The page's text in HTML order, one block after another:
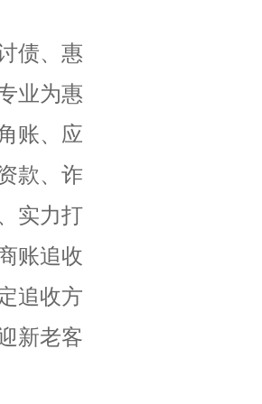
债、惠
业为惠
账、应
款、诈
实力打
账追收
追收方
新老客